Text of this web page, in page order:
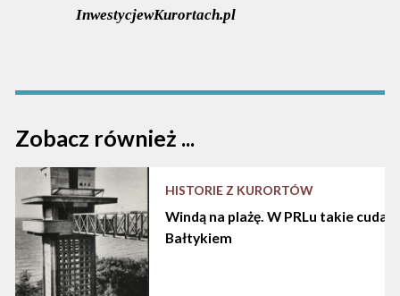
InwestycjewKurortach.pl
Zobacz również ...
HISTORIE Z KURORTÓW
Windą na plażę. W PRLu takie cuda
Bałtykiem